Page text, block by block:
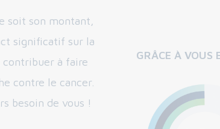
soit son montant,
significatif sur la
à faire
contre le cancer.
besoin de vous !
GRÂCE À VOUS